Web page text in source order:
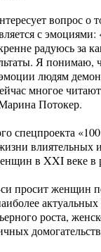
вопрос
с
радуюсь за
Я понимаю,
людям
многое
Потокер.
спецпроекта
в XXI веке в
просит женщин
роста,